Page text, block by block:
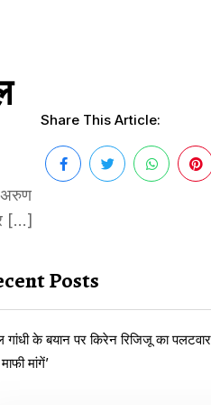
अरुण
[…]
Share This Article:
Posts
गांधी के बयान पर किरेन रिजिजू का
मांगें’